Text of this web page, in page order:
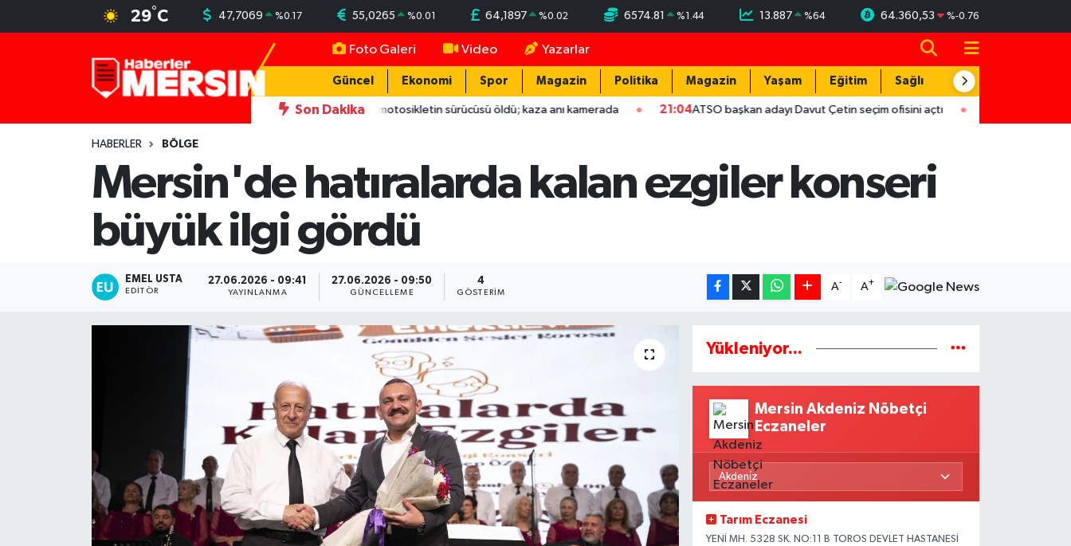
29°C 47,7069 %0.17 55,0265 %0.01 64,1897 %0.02 6574.81 %1.44 13.887 %64 64.360,53 %-0.76
Foto Galeri Video Yazarlar
Güncel Ekonomi Spor Magazin Politika Magazin Yaşam Eğitim Sağlık Teknoloji
Son Dakika
Otomobil ve hafif ticari araçla çarpışan motosikletin sürücüsü öldü; kaza anı kamerada 21:04 ATSO başkan adayı Davut Çetin seçim ofisini açtı 17:29 Hırsızlar trafodaki
HABERLER BÖLGE
Mersin'de hatıralarda kalan ezgiler konseri
büyük ilgi gördü
EMEL USTA
EDITÖR
27.06.2026 - 09:41
YAYINLANMA
27.06.2026 - 09:50
GÜNCELLEME
4
GÖSTERIM
A- A+
Yükleniyor...
Mersin Akdeniz Nöbetçi
Eczaneler
Tarım Eczanesi
YENİ MH. 5328 SK. NO:11 B TOROS DEVLET HASTANESİ
Mersin Nöbetçi Eczaneler
Mersin Hava Durumu
Mersin Trafik Yoğunluk Haritası
Süper Lig Puan Durumu ve Fikstür
Tüm Manşetler
Haber Arşivi